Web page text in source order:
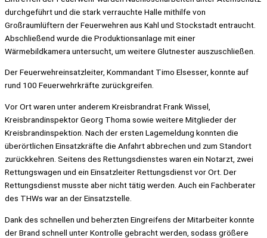
durchgeführt und die stark verrauchte Halle mithilfe von
Großraumlüftern der Feuerwehren aus Kahl und Stockstadt entraucht.
Abschließend wurde die Produktionsanlage mit einer
Wärmebildkamera untersucht, um weitere Glutnester auszuschließen.
Der Feuerwehreinsatzleiter, Kommandant Timo Elsesser, konnte auf
rund 100 Feuerwehrkräfte zurückgreifen.
Vor Ort waren unter anderem Kreisbrandrat Frank Wissel,
Kreisbrandinspektor Georg Thoma sowie weitere Mitglieder der
Kreisbrandinspektion. Nach der ersten Lagemeldung konnten die
überörtlichen Einsatzkräfte die Anfahrt abbrechen und zum Standort
zurückkehren. Seitens des Rettungsdienstes waren ein Notarzt, zwei
Rettungswagen und ein Einsatzleiter Rettungsdienst vor Ort. Der
Rettungsdienst musste aber nicht tätig werden. Auch ein Fachberater
des THWs war an der Einsatzstelle.
Dank des schnellen und beherzten Eingreifens der Mitarbeiter konnte
der Brand schnell unter Kontrolle gebracht werden, sodass größere